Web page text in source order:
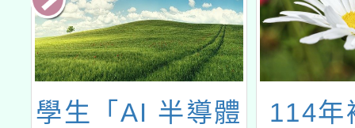
學生「AI 半導體
114年